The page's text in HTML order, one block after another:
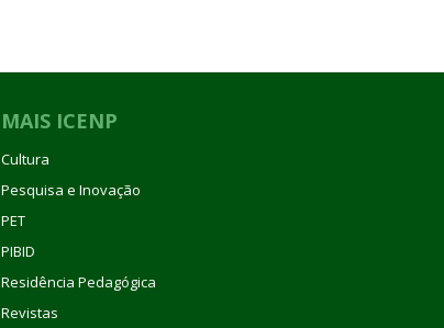
MAIS ICENP
Cultura
Pesquisa e Inovação
PET
PIBID
Residência Pedagógica
Revistas